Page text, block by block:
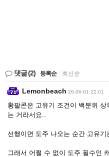
댓글(2) 등록순 최신순
Lemonbeach 26-06-01 22:01
황팔콘은 고유기 조건이 백분위
는 거라서요..
선행이면 도주 나오는 순간 고유
그래서 어쩔 수 없이 도주 필수인